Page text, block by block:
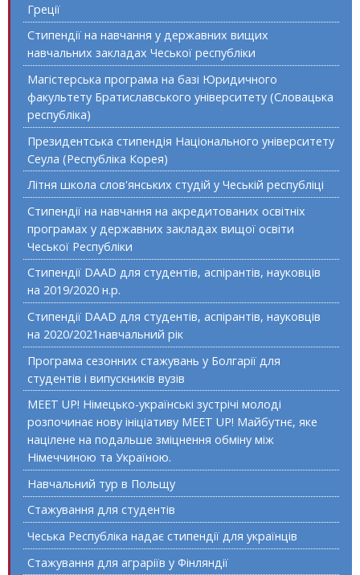
Греції
Стипендії на навчання у державних вищих
навчальних закладах Чеської республіки
Магістерська програма на базі Юридичного
факультету Братиславського університету (Словацька
республіка)
Президентська стипендія Національного університету
Сеула (Республіка Корея)
Літня школа слов'янських студій у Чеській республіці
Стипендії на навчання на акредитованих освітніх
програмах у державних закладах вищої освіти
Чеської Республіки
Стипендії DAAD для студентів, аспірантів, науковців
на 2019/2020 н.р.
Стипендії DAAD для студентів, аспірантів, науковців
на 2020/2021навчальний рік
Програма сезонних стажувань у Болгарії для
студентів і випускників вузів
MEET UP! Німецько-українські зустрічі молоді
розпочинає нову ініціативу MEET UP! Майбутнє, яке
націлене на подальше зміцнення обміну між
Німеччиною та Україною.
Навчальний тур в Польщу
Стажування для студентів
Чеська Республіка надає стипендії для українців
Стажування для аграріїв у Фінляндії